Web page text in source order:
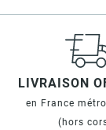
LIVRAISON
en France
(hors